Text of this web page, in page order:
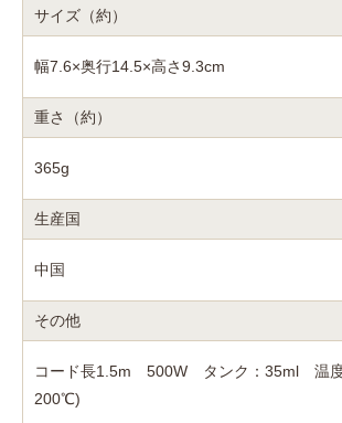
サイズ（約）
幅7.6×奥行14.5×高さ9.3cm
重さ（約）
365g
生産国
中国
その他
コード長1.5m 500W タンク：35ml 温
200℃)